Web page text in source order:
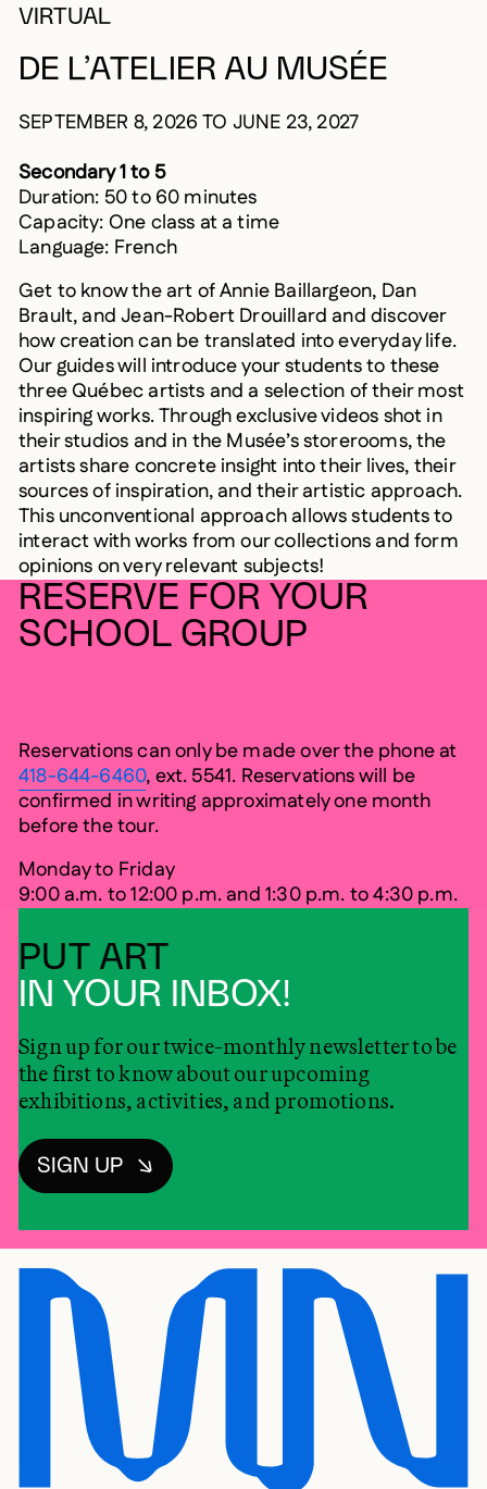
VIRTUAL
DE L’ATELIER AU MUSÉE
SEPTEMBER 8, 2026 TO JUNE 23, 2027
Secondary 1 to 5
Duration: 50 to 60 minutes
Capacity: One class at a time
Language: French
Get to know the art of Annie Baillargeon, Dan
Brault, and Jean-Robert Drouillard and discover
how creation can be translated into everyday life.
Our guides will introduce your students to these
three Québec artists and a selection of their most
inspiring works. Through exclusive videos shot in
their studios and in the Musée’s storerooms, the
artists share concrete insight into their lives, their
sources of inspiration, and their artistic approach.
This unconventional approach allows students to
interact with works from our collections and form
opinions on very relevant subjects!
RESERVE FOR YOUR
SCHOOL GROUP
Reservations can only be made over the phone at
418-644-6460, ext. 5541. Reservations will be
confirmed in writing approximately one month
before the tour.
Monday to Friday
9:00 a.m. to 12:00 p.m. and 1:30 p.m. to 4:30 p.m.
PUT ART
IN YOUR INBOX!
Sign up for our twice-monthly newsletter to be
the first to know about our upcoming
exhibitions, activities, and promotions.
SIGN UP